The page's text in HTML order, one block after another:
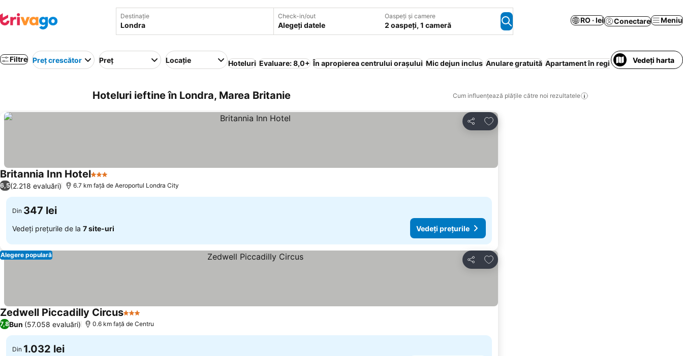
Destinație Check-in/out
Alegeți datele
Oaspeți și camere
2 oaspeți, 1 cameră
RO · lei Conectare Meniu
Filtre Preț crescător Preț Locație Hoteluri Evaluare: 8,0+ În apropierea centrului orașului Mic dejun inclus Anulare gratuită Apartament în regim hotelier Aer
Vedeți harta
Hoteluri ieftine în Londra, Marea Britanie Cum influențează plățile către noi rezultatele
Distribuiți
Adăugaţi la favorite
Britannia Inn Hotel3 Stele
6,5(2.218 evaluări) 6.7 km faţă de Aeroportul Londra City
Din 347 lei
Vedeți prețurile de la 7 site-uri Vedeți prețurile
Distribuiți
Adăugaţi la favorite
Alegere populară
Zedwell Piccadilly Circus3 Stele
7,8Bun (57.058 evaluări) 0.6 km faţă de Centru
Din 1.032 lei